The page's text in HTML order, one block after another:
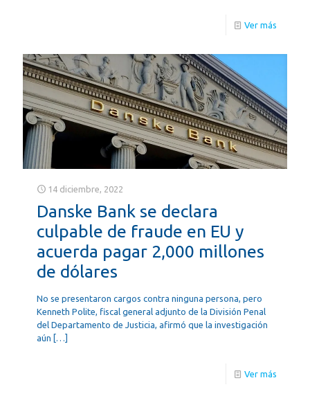
Ver más
14 diciembre, 2022
Danske Bank se declara
culpable de fraude en EU y
acuerda pagar 2,000 millones
de dólares
No se presentaron cargos contra ninguna persona, pero
Kenneth Polite, fiscal general adjunto de la División Penal
del Departamento de Justicia, afirmó que la investigación
aún […]
Ver más